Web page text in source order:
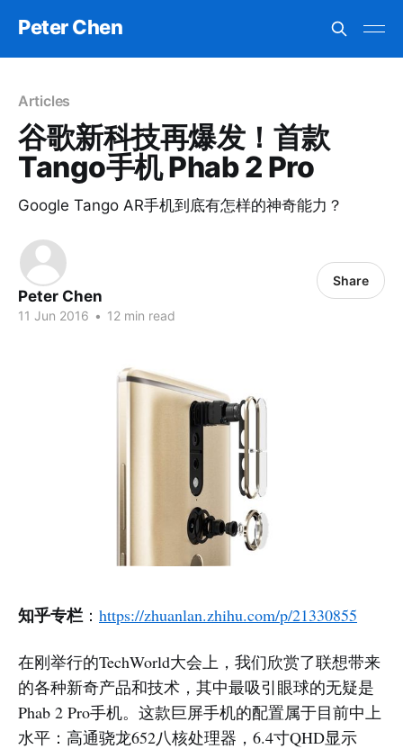
Peter Chen
Articles
谷歌新科技再爆发！首款
Tango手机 Phab 2 Pro
Google Tango AR手机到底有怎样的神奇能力？
Peter Chen
11 Jun 2016 • 12 min read
Share
知乎专栏： https://zhuanlan.zhihu.com/p/21330855
在刚举行的TechWorld大会上，我们欣赏了联想带来
的各种新奇产品和技术，其中最吸引眼球的无疑是
Phab 2 Pro手机。这款巨屏手机的配置属于目前中上
水平：高通骁龙652八核处理器，6.4寸QHD显示